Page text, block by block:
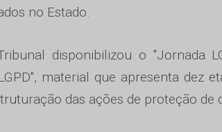
no Estado.
disponibilizou o "Jornada
material que apresenta dez
das ações de proteção de